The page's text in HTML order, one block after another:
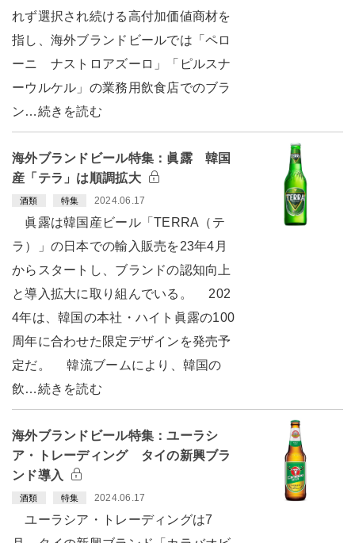
れず選択され続ける高付加価値商材を
指し、海外ブランドビールでは「ペロ
ーニ ナストロアズーロ」「ピルスナ
ーウルケル」の業務用飲食店でのブラ
ン…続きを読む
海外ブランドビール特集：眞露 韓国
産「テラ」は順調拡大
酒類 特集 2024.06.17
眞露は韓国産ビール「TERRA（テ
ラ）」の日本での輸入販売を23年4月
からスタートし、ブランドの認知向上
と導入拡大に取り組んでいる。 202
4年は、韓国の本社・ハイト眞露の100
周年に合わせた限定デザインを発売予
定だ。 韓流ブームにより、韓国の
飲…続きを読む
海外ブランドビール特集：ユーラシ
ア・トレーディング タイの新興ブラ
ンド導入
酒類 特集 2024.06.17
ユーラシア・トレーディングは7